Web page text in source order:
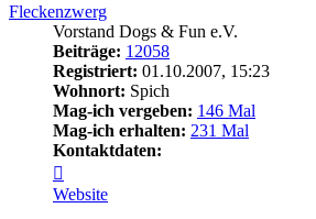
Fleckenzwerg
Vorstand Dogs & Fun e.V.
Beiträge: 12058
Registriert: 01.10.2007, 15:23
Wohnort: Spich
Mag-ich vergeben: 146 Mal
Mag-ich erhalten: 231 Mal
Kontaktdaten:
von
Fleckenzwerg
Website